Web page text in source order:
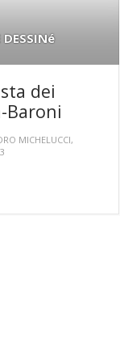
DESSINé
dei
Baroni
MICHELUCCI,